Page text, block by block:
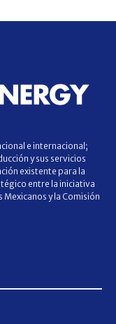
e internacional;
y sus servicios
existente para la
entre la iniciativa
y la Comisión